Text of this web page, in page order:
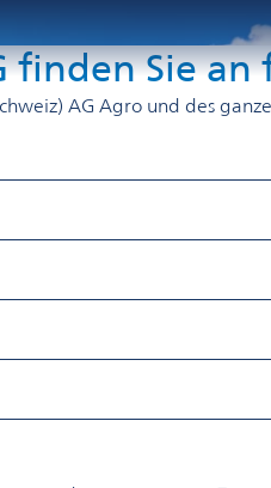
finden Sie
AG Agro und des